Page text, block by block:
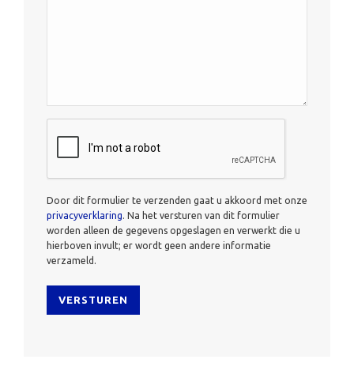
Door dit formulier te verzenden gaat u akkoord met onze
privacyverklaring. Na het versturen van dit formulier
worden alleen de gegevens opgeslagen en verwerkt die u
hierboven invult; er wordt geen andere informatie
verzameld.